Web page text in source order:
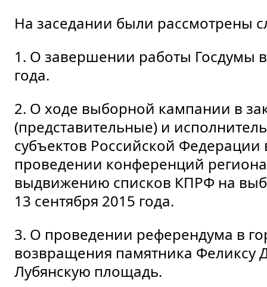
На заседании были рассмотрены
1. О завершении работы Госдумы
года.
2. О ходе выборной кампании в
(представительные) и
субъектов Российской Федерации
проведении конференций
выдвижению списков КПРФ на
13 сентября 2015 года.
3. О проведении референдума в
возвращения памятника Феликсу
Лубянскую площадь.